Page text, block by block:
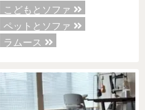
こどもとソファ
ペットとソファ
ラムース